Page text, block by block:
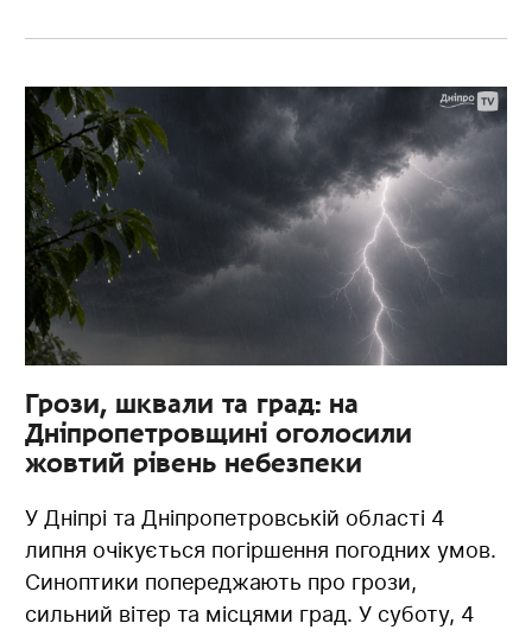
Грози, шквали та град: на
Дніпропетровщині оголосили
жовтий рівень небезпеки
У Дніпрі та Дніпропетровській області 4
липня очікується погіршення погодних умов.
Синоптики попереджають про грози,
сильний вітер та місцями град. У суботу, 4